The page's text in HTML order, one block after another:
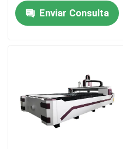
Cortadora del laser del
Enviar Consulta